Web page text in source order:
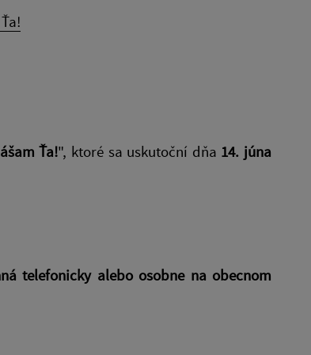
Ťa!", ktoré sa uskutoční dňa 14. júna
telefonicky alebo osobne na obecnom